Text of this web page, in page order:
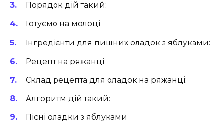
Порядок дій такий:
Готуємо на молоці
Інгредієнти для пишних оладок з яблуками:
Рецепт на ряжанці
Склад рецепта для оладок на ряжанці:
Алгоритм дій такий:
Пісні оладки з яблуками